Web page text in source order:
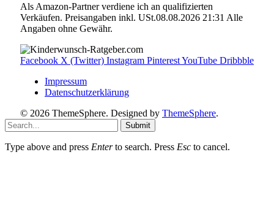
Als Amazon-Partner verdiene ich an qualifizierten
Verkäufen. Preisangaben inkl. USt.08.08.2026 21:31 Alle
Angaben ohne Gewähr.
Facebook X (Twitter) Instagram PinterestYouTube Dribbble
Impressum
Datenschutzerklärung
© 2026 ThemeSphere. Designed by ThemeSphere.
Submit
Type above and press Enterto search. Press Esc to cancel.